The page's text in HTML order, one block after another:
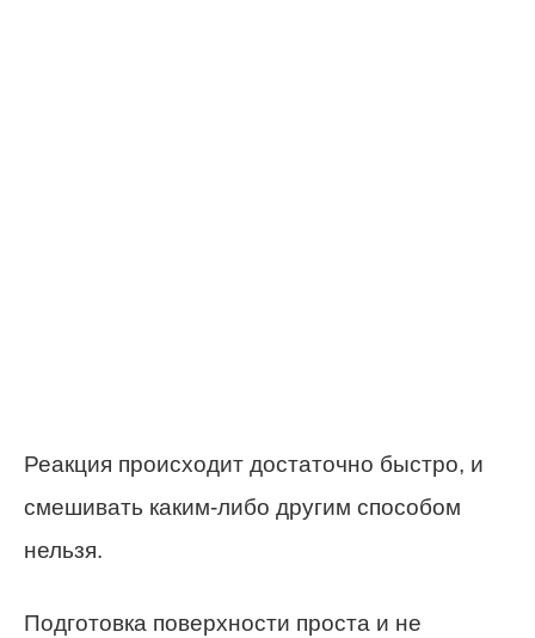
Реакция происходит достаточно быстро, и
смешивать каким-либо другим способом
нельзя.
Подготовка поверхности проста и не